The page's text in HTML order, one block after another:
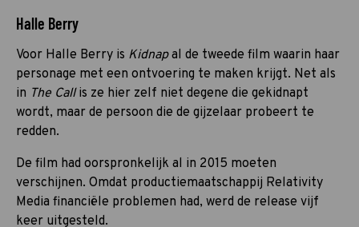
Halle Berry
Voor Halle Berry is Kidnapal de tweede film waarin haar
personage met een ontvoering te maken krijgt. Net als
in The Callis ze hier zelf niet degene die gekidnapt
wordt, maar de persoon die de gijzelaar probeert te
redden.
De film had oorspronkelijk al in 2015 moeten
verschijnen. Omdat productiemaatschappij Relativity
Media financiële problemen had, werd de release vijf
keer uitgesteld.